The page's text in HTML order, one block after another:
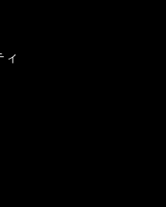
ィ